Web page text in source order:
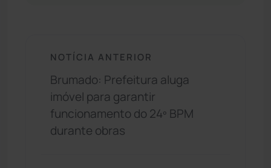
NOTÍCIA ANTERIOR
Brumado: Prefeitura aluga
imóvel para garantir
funcionamento do 24º BPM
durante obras